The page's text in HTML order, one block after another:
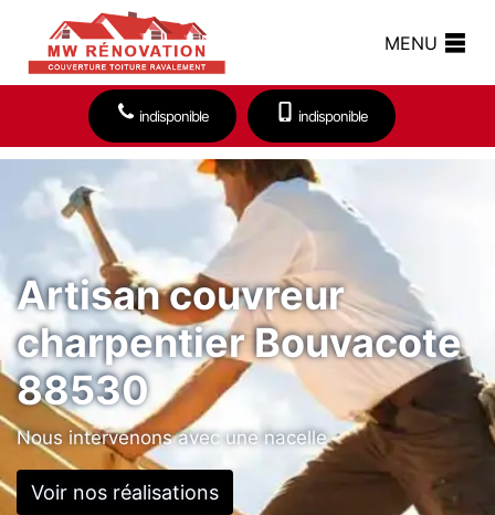
MENU
indisponible indisponible
Artisan couvreur
charpentier Bouvacote
88530
Nous intervenons avec une nacelle
Voir nos réalisations